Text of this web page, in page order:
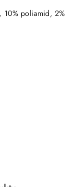
10% poliamid, 2%